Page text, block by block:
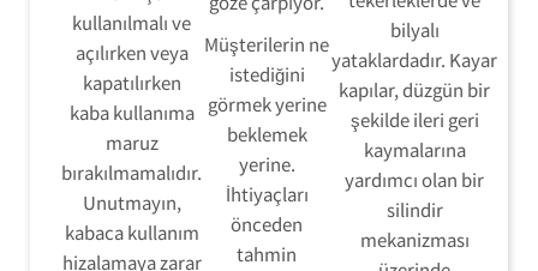
kullanılmalı ve
açılırken veya
kapatılırken
kaba kullanıma
maruz
bırakılmamalıdır.
Unutmayın,
kabaca kullanım
hizalamaya zarar
Müşterilerin ne
istediğini
görmek yerine
beklemek
yerine.
İhtiyaçları
önceden
tahmin
bilyalı
yataklardadır. Kayar
kapılar, düzgün bir
şekilde ileri geri
kaymalarına
yardımcı olan bir
silindir
mekanizması